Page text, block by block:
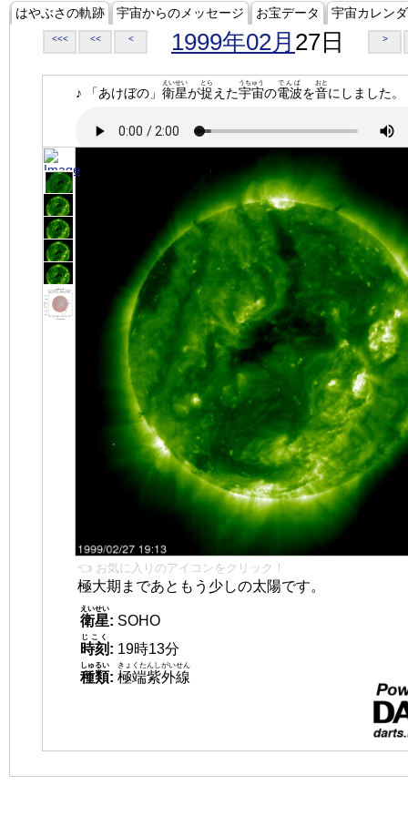
はやぶさの軌跡 宇宙からのメッセージ お宝データ 宇宙カレン
<<< << < 1999年02月 27日 >
♪ 「あけぼの」 衛星
えいせい
が捉
とら
えた宇宙
うちゅう
の電波
でんぱ
を音
おと
にしました。
👈 お気に入りのアイコンをクリック！
極大期まであともう少しの太陽です。
衛星
えいせい
: SOHO
時刻
じこく
: 19時13分
種類
しゅるい
: 極端紫外線
きょくたんしがいせん